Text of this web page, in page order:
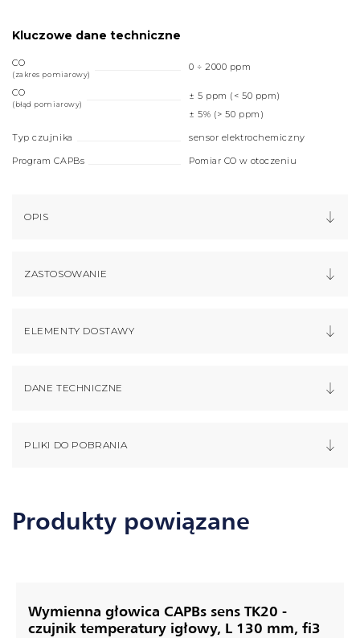
Kluczowe dane techniczne
CO
(zakres pomiarowy)
0 ÷ 2000 ppm
CO
(błąd pomiarowy)
± 5 ppm (< 50 ppm)
± 5% (> 50 ppm)
Typ czujnika sensor elektrochemiczny
Program CAPBs Pomiar CO w otoczeniu
OPIS
ZASTOSOWANIE
ELEMENTY DOSTAWY
DANE TECHNICZNE
PLIKI DO POBRANIA
Produkty powiązane
Wymienna głowica CAPBs sens TK20 -
czujnik temperatury igłowy, L 130 mm, fi3